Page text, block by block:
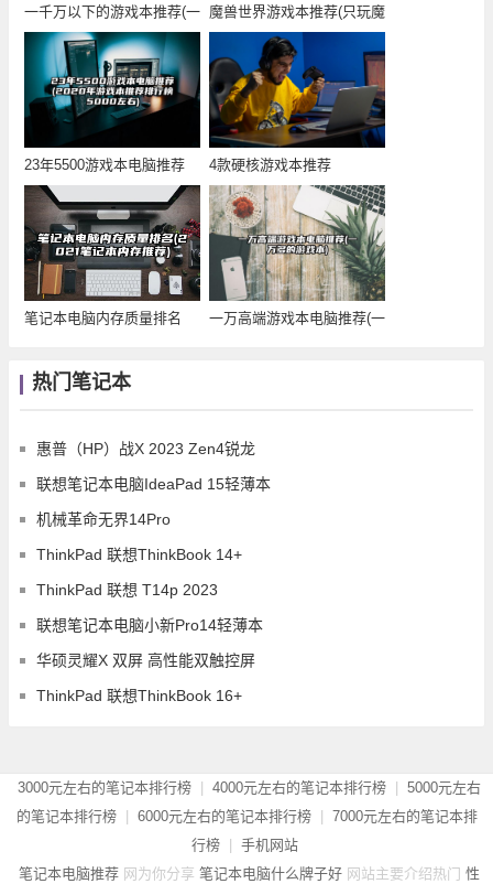
一千万以下的游戏本推荐(一
千多的游戏本推
魔兽世界游戏本推荐(只玩魔
兽世界推荐一款
23年5500游戏本电脑推荐
(2020年
4款硬核游戏本推荐
笔记本电脑内存质量排名
一万高端游戏本电脑推荐(一
热门笔记本
惠普（HP）战X 2023 Zen4锐龙
联想笔记本电脑IdeaPad 15轻薄本
机械革命无界14Pro
ThinkPad 联想ThinkBook 14+
ThinkPad 联想 T14p 2023
联想笔记本电脑小新Pro14轻薄本
华硕灵耀X 双屏 高性能双触控屏
ThinkPad 联想ThinkBook 16+
3000元左右的笔记本排行榜 4000元左右的笔记本排行榜
5000元左右
的笔记本排行榜
6000元左右的笔记本排行榜
7000元左右的笔记本排
行榜
手机网站
笔记本电脑推荐 网为你分享 笔记本电脑什么牌子好 网站主要介绍热门 性